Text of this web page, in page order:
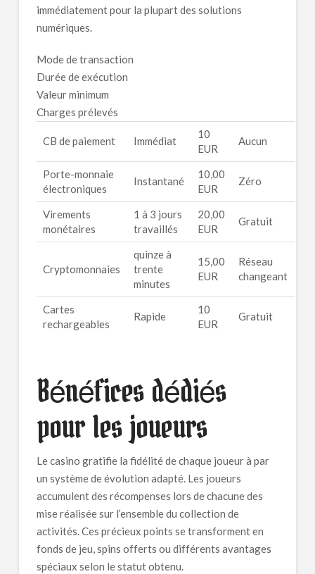
immédiatement pour la plupart des solutions
numériques.
Mode de transaction
Durée de exécution
Valeur minimum
Charges prélevés
CB de paiement Immédiat
10
EUR
Aucun
Porte-monnaie
électroniques
Instantané
10,00
EUR
Zéro
Virements
monétaires
1 à 3 jours
travaillés
20,00
EUR
Gratuit
Cryptomonnaies
quinze à
trente
minutes
15,00
EUR
Réseau
changeant
Cartes
rechargeables
Rapide
10
EUR
Gratuit
Bénéfices dédiés
pour les joueurs
Le casino gratifie la fidélité de chaque joueur à par
un système de évolution adapté. Les joueurs
accumulent des récompenses lors de chacune des
mise réalisée sur l’ensemble du collection de
activités. Ces précieux points se transforment en
fonds de jeu, spins offerts ou différents avantages
spéciaux selon le statut obtenu.